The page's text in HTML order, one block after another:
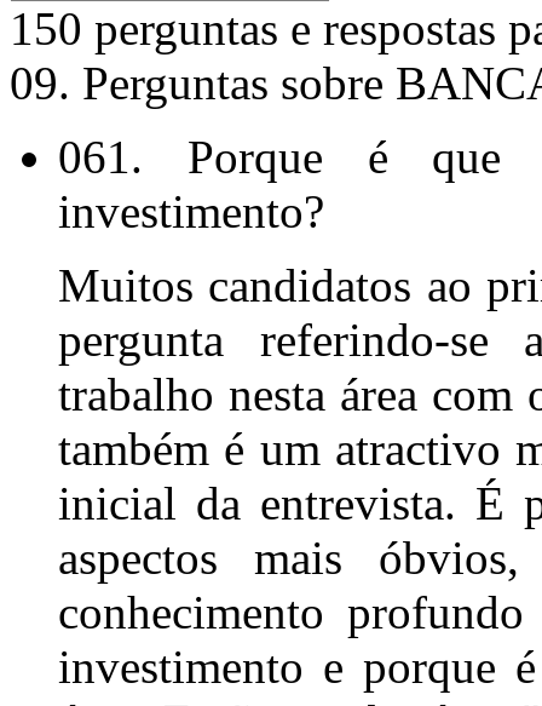
150 perguntas e respostas
09. Perguntas sobre
061. Porque é que
investimento?
Muitos candidatos ao
pergunta referindo-se
trabalho nesta área
também é um atractivo
inicial da entrevista. É
aspectos mais
conhecimento
investimento e porque